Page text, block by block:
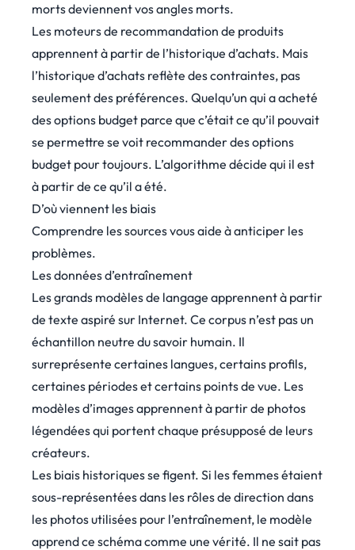
morts deviennent vos angles morts.
Les moteurs de recommandation de produits
apprennent à partir de l’historique d’achats. Mais
l’historique d’achats reflète des contraintes, pas
seulement des préférences. Quelqu’un qui a acheté
des options budget parce que c’était ce qu’il pouvait
se permettre se voit recommander des options
budget pour toujours. L’algorithme décide qui il est
à partir de ce qu’il a été.
D’où viennent les biais
Comprendre les sources vous aide à anticiper les
problèmes.
Les données d’entraînement
Les grands modèles de langage apprennent à partir
de texte aspiré sur Internet. Ce corpus n’est pas un
échantillon neutre du savoir humain. Il
surreprésente certaines langues, certains profils,
certaines périodes et certains points de vue. Les
modèles d’images apprennent à partir de photos
légendées qui portent chaque présupposé de leurs
créateurs.
Les biais historiques se figent. Si les femmes étaient
sous-représentées dans les rôles de direction dans
les photos utilisées pour l’entraînement, le modèle
apprend ce schéma comme une vérité. Il ne sait pas